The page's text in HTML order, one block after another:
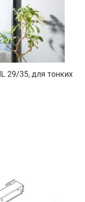
29/35, для тонких